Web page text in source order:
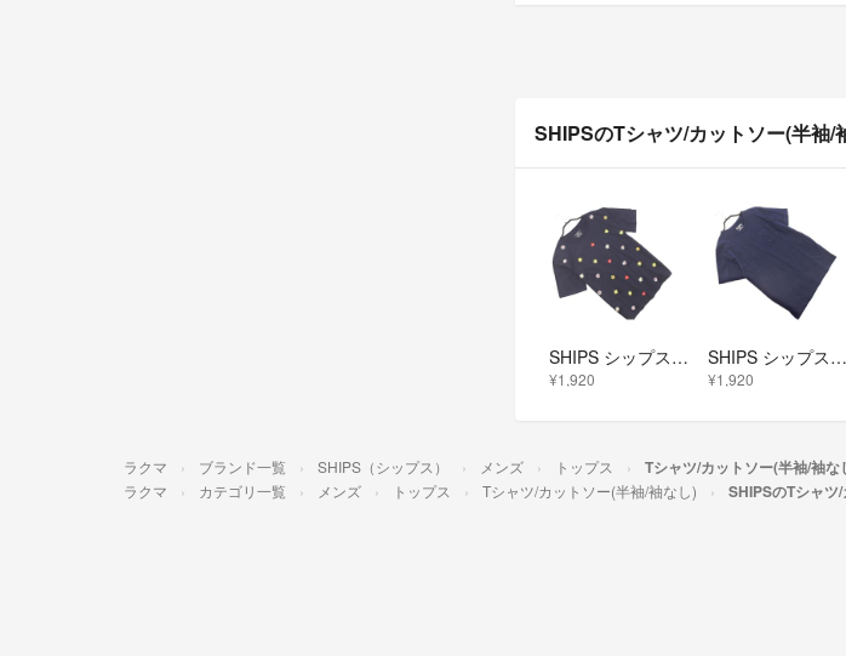
SHIPSのTシャツ/カットソー(半袖/
SHIPS シップス 花 刺繍 Tシャツ sizeM/紺 ■◆ メンズ
¥1,920
SHIPS シップス colors ポケット Tシャツ 紺 ■◆ メンズ
¥1,920
ラクマ ブランド一覧 SHIPS（シップス） メンズ トップス Tシャツ/カットソー(半袖/袖な
ラクマ カテゴリ一覧 メンズ トップス Tシャツ/カットソー(半袖/袖なし) SHIPSのTシャツ